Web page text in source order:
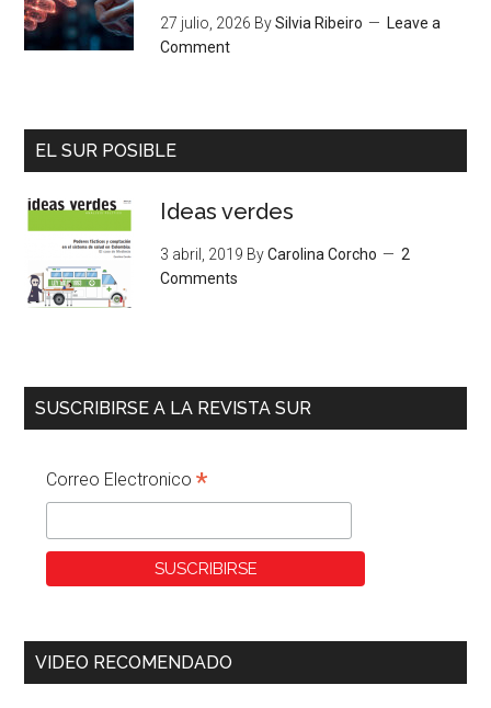
27 julio, 2026 BySilvia Ribeiro
Leave a
Comment
EL SUR POSIBLE
Ideas verdes
3 abril, 2019 ByCarolina Corcho
2
Comments
SUSCRIBIRSE A LA REVISTA SUR
Correo Electronico*
VIDEO RECOMENDADO